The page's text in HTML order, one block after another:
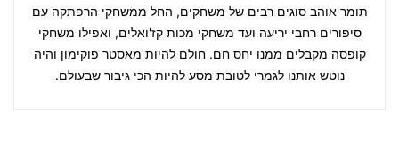
תומר אוהב סוגים רבים של משחקים, החל ממשחקי הרפתקה עם
סיפורים רחבי יריעה ועד משחקי מכות קז'ואלים, ואפילו משחקי
קופסה מקבלים ממנו יחס חם. חולם להיות מאסטר פוקימון והיה
נוטש אותנו לגמרי לטובת מסע להיות הכי גיבור שבעולם.